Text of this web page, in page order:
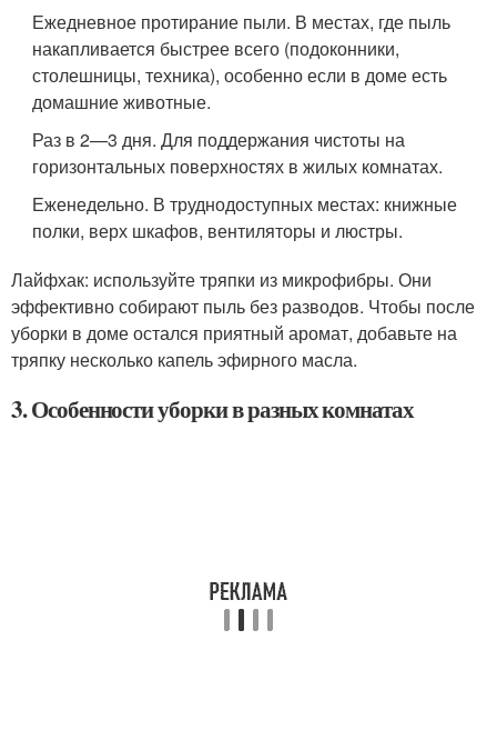
Ежедневное протирание пыли. В местах, где пыль
накапливается быстрее всего (подоконники,
столешницы, техника), особенно если в доме есть
домашние животные.
Раз в 2—3 дня. Для поддержания чистоты на
горизонтальных поверхностях в жилых комнатах.
Еженедельно. В труднодоступных местах: книжные
полки, верх шкафов, вентиляторы и люстры.
Лайфхак: используйте тряпки из микрофибры. Они
эффективно собирают пыль без разводов. Чтобы после
уборки в доме остался приятный аромат, добавьте на
тряпку несколько капель эфирного масла.
3. Особенности уборки в разных комнатах